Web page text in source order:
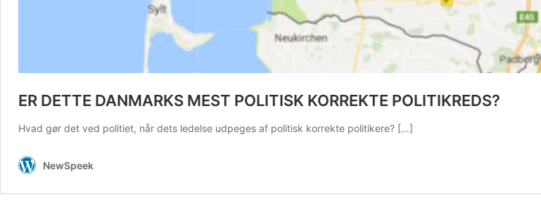
ER DETTE DANMARKS MEST POLITISK KORREKTE POLITIKREDS?
Hvad gør det ved politiet, når dets ledelse udpeges af politisk korrekte politikere? […]
NewSpeek